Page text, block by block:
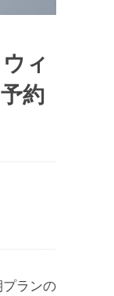
ィ
約
ランの